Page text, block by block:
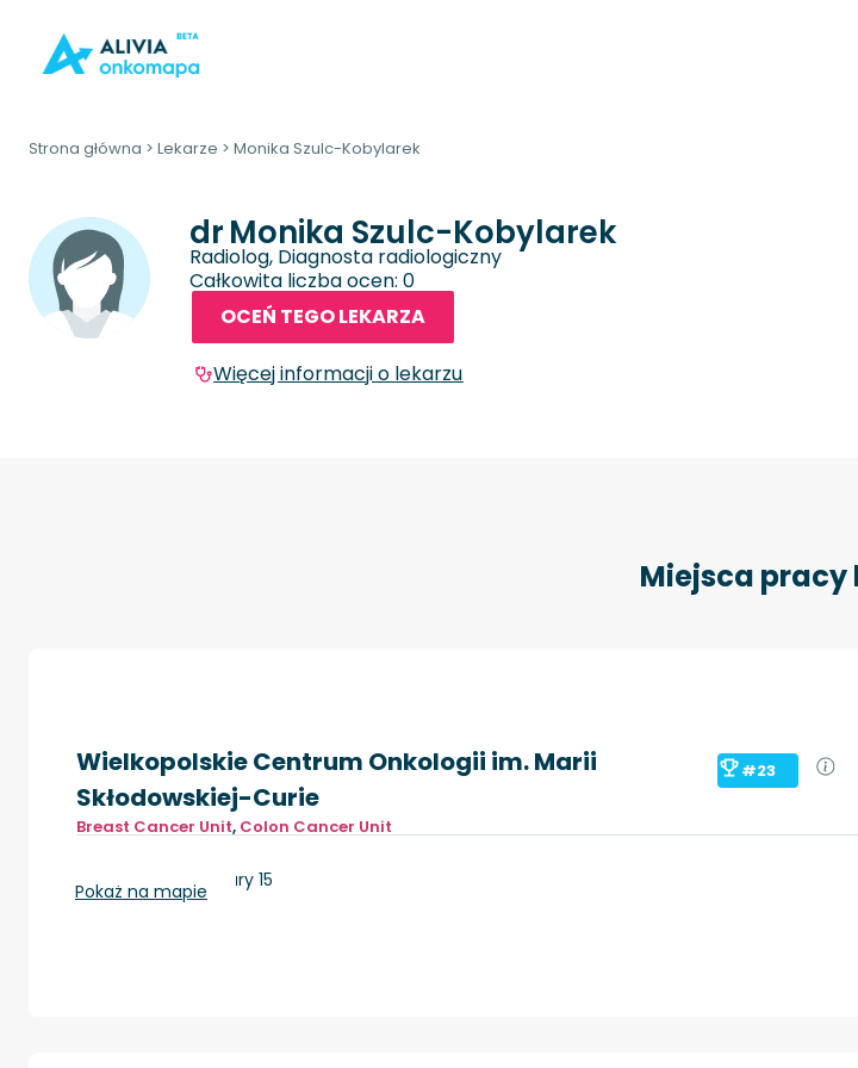
Strona główna > Lekarze > Monika Szulc-Kobylarek
drMonika Szulc-Kobylarek
Radiolog, Diagnosta radiologiczny
Całkowita liczba ocen: 0
OCEŃ TEGO LEKARZA
Więcej informacji o lekarzu
Miejsca pracy
Wielkopolskie Centrum Onkologii im. Marii
Skłodowskiej-Curie
#23
Breast Cancer Unit, Colon Cancer Unit
Poznań, ul. Garbary 15
Pokaż na mapie